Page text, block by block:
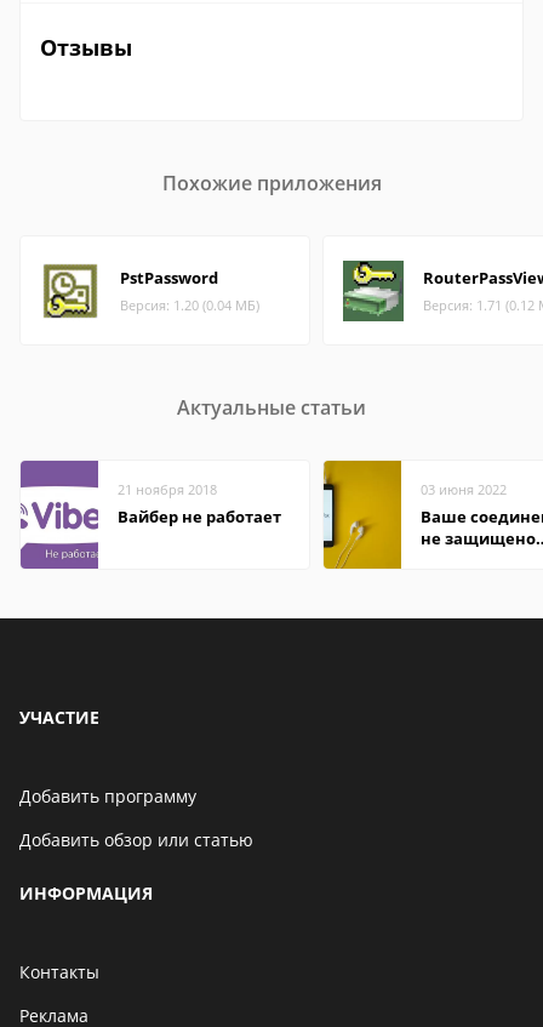
Отзывы
Похожие приложения
PstPassword
Версия: 1.20 (0.04 МБ) Версия: 1.71 (0.12
Актуальные статьи
21 ноября 2018
Вайбер не работает
03 июня 2022
Ваше
не защищено
УЧАСТИЕ
Добавить программу
Добавить обзор или статью
ИНФОРМАЦИЯ
Контакты
Реклама